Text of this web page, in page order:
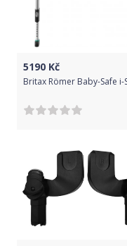
5190 Kč